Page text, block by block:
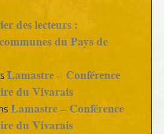
des lecteurs :
du Pays de
Lamastre – Conférence
du Vivarais
Lamastre – Conférence
du Vivarais